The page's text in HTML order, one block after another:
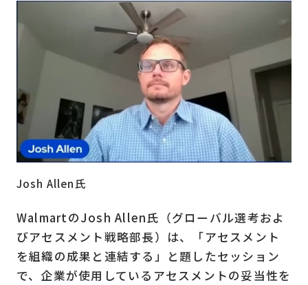
Josh Allen氏
WalmartのJosh Allen氏（グローバル選考およ
びアセスメント戦略部長）は、「アセスメント
を組織の成果と連結する」と題したセッション
で、企業が使用しているアセスメントの妥当性を